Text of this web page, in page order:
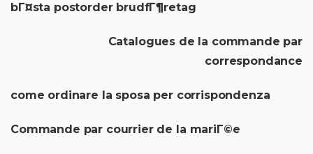
bГ¤sta postorder brudfГ¶retag
Catalogues de la commande par
correspondance
come ordinare la sposa per corrispondenza
Commande par courrier de la mariГ©e